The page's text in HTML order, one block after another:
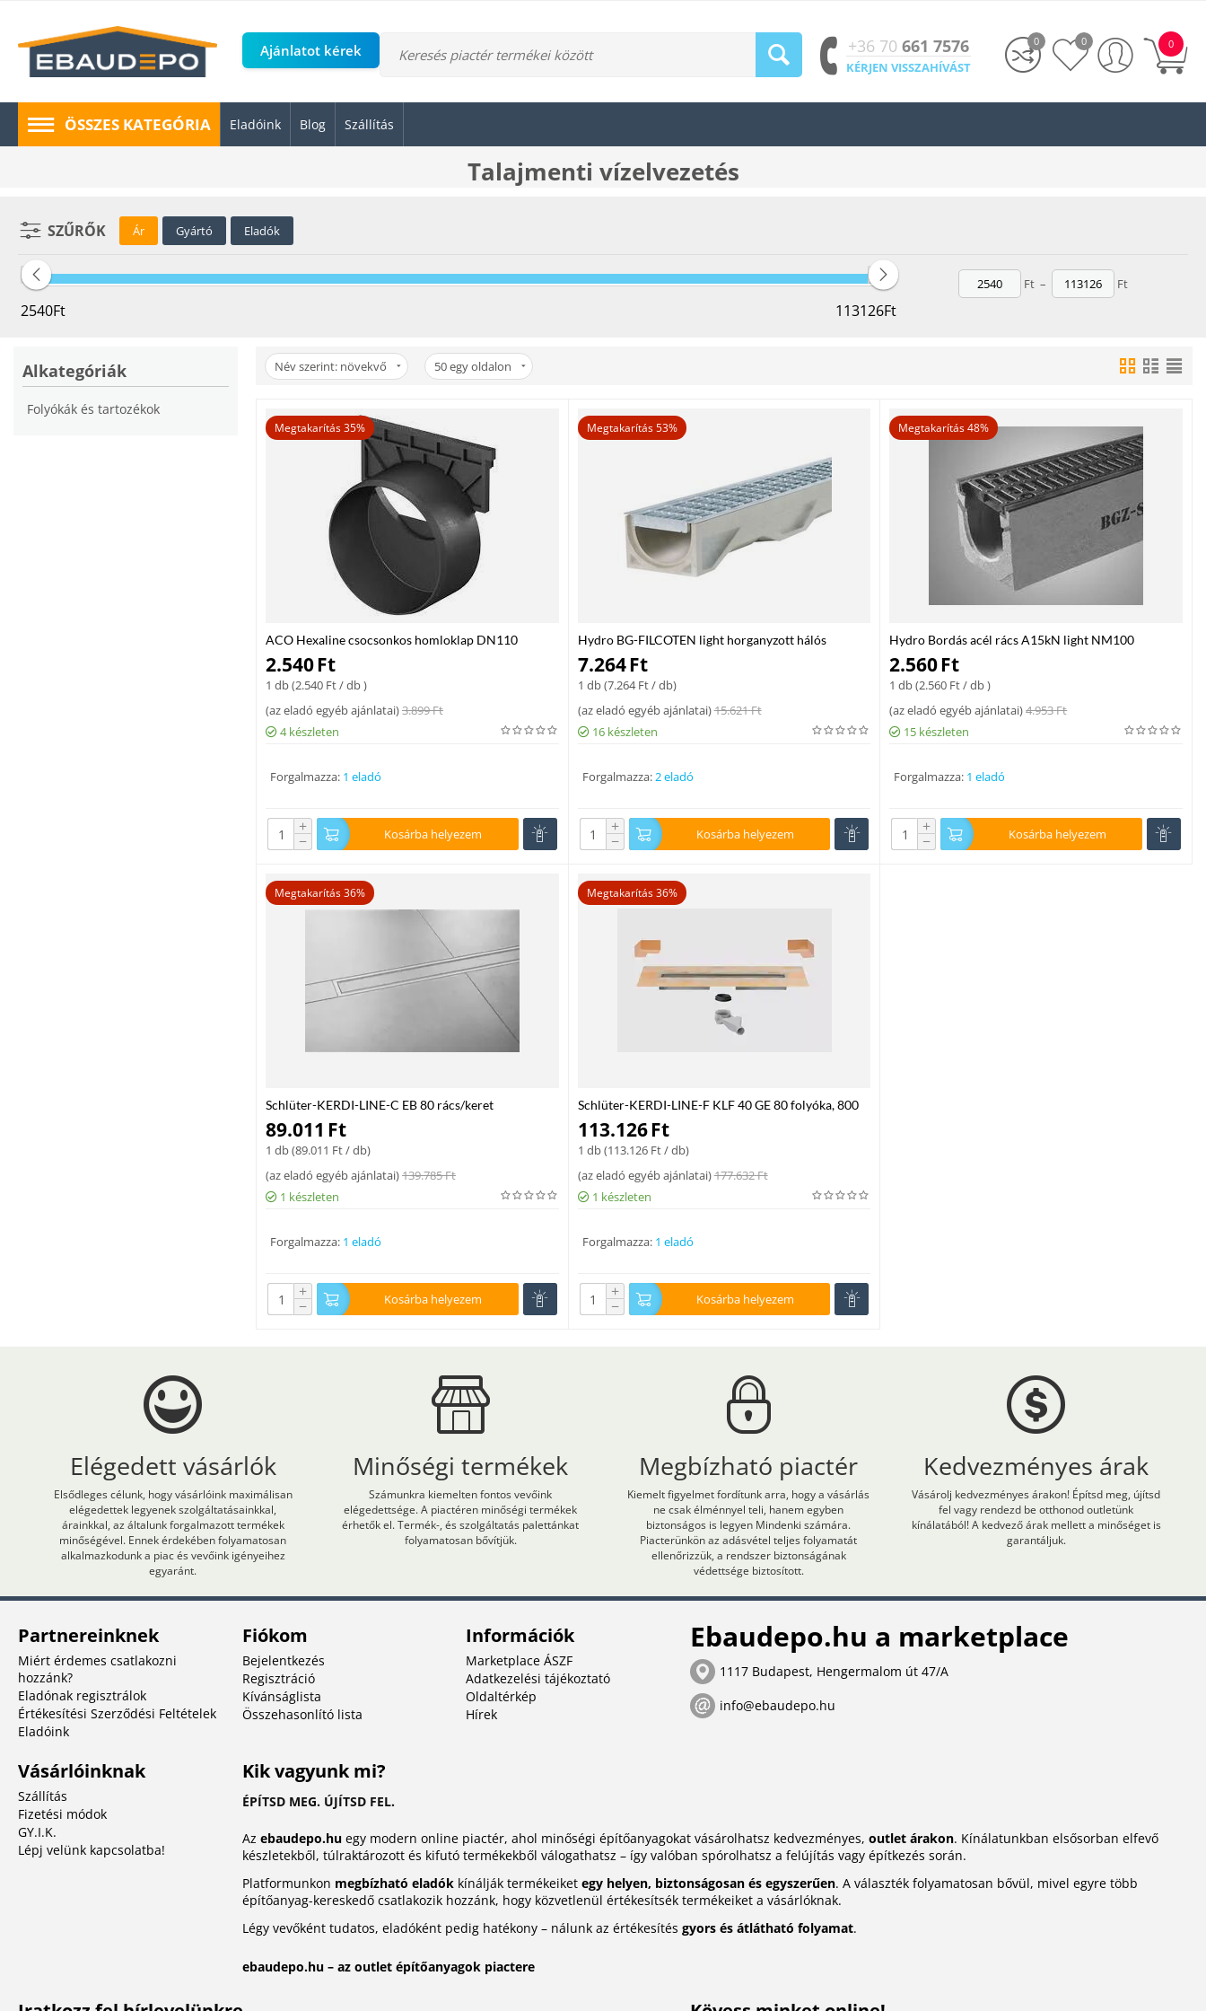
Ajánlatot kérek +36 70661 7576
KÉRJEN VISSZAHÍVÁST
0
0 0
ÖSSZES KATEGÓRIA Eladóink Blog Szállítás
Talajmenti vízelvezetés
SZŰRŐK Ár Gyártó Eladók
2540Ft 113126Ft
Ft – Ft
Alkategóriák
Folyókák és tartozékok
Név szerint: növekvő 50egy oldalon
Megtakarítás 35%
ACO Hexaline csocsonkos homloklap DN110
2.540Ft
1 db (2.540 Ft/ db )
(az eladó egyéb ajánlatai)3.899Ft
4 készleten
Forgalmazza: 1 eladó
+
− Kosárba helyezem
Megtakarítás 53%
Hydro BG-FILCOTEN light horganyzott hálós
acélrács (B 125 kN, 1000/124/2, RSZ 30/10)
7.264Ft
1 db (7.264Ft/ db)
(az eladó egyéb ajánlatai)15.621Ft
16 készleten
Forgalmazza: 2 eladó
+
− Kosárba helyezem
Megtakarítás 48%
Hydro Bordás acél rács A15kN light NM100
1000/124/2
2.560Ft
1 db (2.560 Ft/ db )
(az eladó egyéb ajánlatai)4.953Ft
15 készleten
Forgalmazza: 1 eladó
+
− Kosárba helyezem
Megtakarítás 36%
Schlüter-KERDI-LINE-C EB 80 rács/keret
kombináció, szálcsiszolt nemesacél, 80 cm
89.011 Ft
1 db (89.011 Ft/ db)
(az eladó egyéb ajánlatai)139.785Ft
1 készleten
Forgalmazza: 1 eladó
+
− Kosárba helyezem
Megtakarítás 36%
Schlüter-KERDI-LINE-F KLF 40 GE 80 folyóka, 800
mm
113.126Ft
1 db (113.126Ft/ db)
(az eladó egyéb ajánlatai)177.632Ft
1 készleten
Forgalmazza: 1 eladó
+
− Kosárba helyezem
Elégedett vásárlók
Elsődleges célunk, hogy vásárlóink maximálisan
elégedettek legyenek szolgáltatásainkkal,
árainkkal, az általunk forgalmazott termékek
minőségével. Ennek érdekében folyamatosan
alkalmazkodunk a piac és vevőink igényeihez
egyaránt.
Minőségi termékek
Számunkra kiemelten fontos vevőink
elégedettsége. A piactéren minőségi termékek
érhetők el. Termék-, és szolgáltatás palettánkat
folyamatosan bővítjük.
Megbízható piactér
Kiemelt figyelmet fordítunk arra, hogy a vásárlás
ne csak élménnyel teli, hanem egyben
biztonságos is legyen Mindenki számára.
Piacterünkön az adásvétel teljes folyamatát
ellenőrizzük, a rendszer biztonságának
védettsége biztosított.
Kedvezményes árak
Vásárolj kedvezményes árakon! Építsd meg, újítsd
fel vagy rendezd be otthonod outletünk
kínálatából! A kedvező árak mellett a minőséget is
garantáljuk.
Partnereinknek
Miért érdemes csatlakozni
hozzánk?
Eladónak regisztrálok
Értékesítési Szerződési Feltételek
Eladóink
Fiókom
Bejelentkezés
Regisztráció
Kívánságlista
Összehasonlító lista
Információk
Marketplace ÁSZF
Adatkezelési tájékoztató
Oldaltérkép
Hírek
Ebaudepo.hu a marketplace
1117 Budapest, Hengermalom út 47/A
info@ebaudepo.hu
Vásárlóinknak
Szállítás
Fizetési módok
GY.I.K.
Lépj velünk kapcsolatba!
Kik vagyunk mi?
ÉPÍTSD MEG. ÚJÍTSD FEL.
Az ebaudepo.huegy modern online piactér, ahol minőségi építőanyagokat vásárolhatsz kedvezményes, outlet árakon. Kínálatunkban elsősorban elfevő
készletekből, túlraktározott és kifutó termékekből válogathatsz – így valóban spórolhatsz a felújítás vagy építkezés során.
Platformunkon megbízható eladókkínálják termékeiket egy helyen, biztonságosan és egyszerűen. A választék folyamatosan bővül, mivel egyre több
építőanyag-kereskedő csatlakozik hozzánk, hogy közvetlenül értékesítsék termékeiket a vásárlóknak.
Légy vevőként tudatos, eladóként pedig hatékony – nálunk az értékesítés gyors és átlátható folyamat.
ebaudepo.hu – az outlet építőanyagok piactere